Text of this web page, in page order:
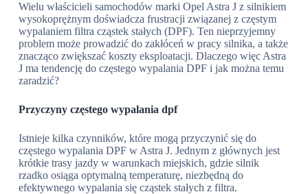
Wielu właścicieli samochodów marki Opel Astra J z silnikiem
wysokoprężnym doświadcza frustracji związanej z częstym
wypalaniem filtra cząstek stałych (DPF). Ten nieprzyjemny
problem może prowadzić do zakłóceń w pracy silnika, a także
znacząco zwiększać koszty eksploatacji. Dlaczego więc Astra
J ma tendencję do częstego wypalania DPF i jak można temu
zaradzić?
Przyczyny częstego wypalania dpf
Istnieje kilka czynników, które mogą przyczynić się do
częstego wypalania DPF w Astra J. Jednym z głównych jest
krótkie trasy jazdy w warunkach miejskich, gdzie silnik
rzadko osiąga optymalną temperaturę, niezbędną do
efektywnego wypalania się cząstek stałych z filtra.